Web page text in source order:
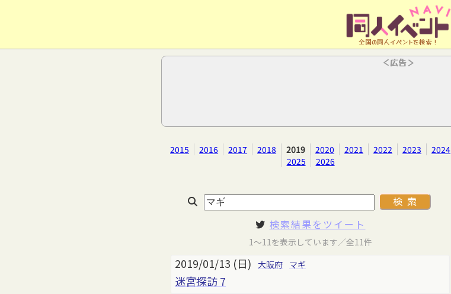
全国の同人イベントを検索！
＜広告＞
2015 2016 2017 2018 2019 2020 2021 2022 2023
2024
2025
2026
検索結果をツイート
1～11を表示しています／全11件
2019/01/13 (日) 大阪府 マギ
迷宮探訪 7